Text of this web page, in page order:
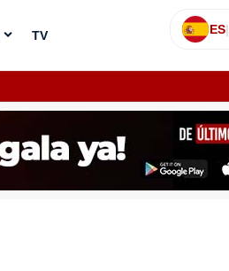
TV ES|